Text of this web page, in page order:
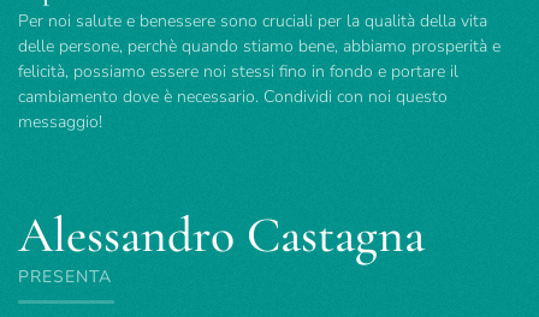
Per noi salute e benessere sono cruciali per la qualità della vita
delle persone, perchè quando stiamo bene, abbiamo prosperità e
felicità, possiamo essere noi stessi fino in fondo e portare il
cambiamento dove è necessario. Condividi con noi questo
messaggio!
Alessandro Castagna
PRESENTA